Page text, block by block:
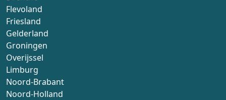
Flevoland
Friesland
Gelderland
Groningen
Overijssel
Limburg
Noord-Brabant
Noord-Holland